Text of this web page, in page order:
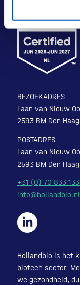
BEZOEKADRES
Laan van Nieuw
2593 BM Den Haag
POSTADRES
Laan van Nieuw
2593 BM Den Haag
+31 (0) 70 833
info@hollandbio.nl
Hollandbio is het
biotech sector.
we gezondheid,